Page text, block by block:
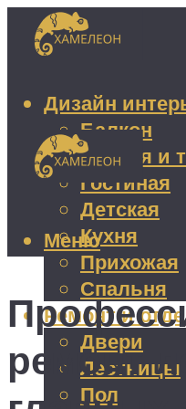
Дизайн
Балкон
Ванная и
Гостиная
Детская
Кухня
Прихожая
Спальня
Ремонт и
Двери
Лестницы
Пол
Меню
ремонт